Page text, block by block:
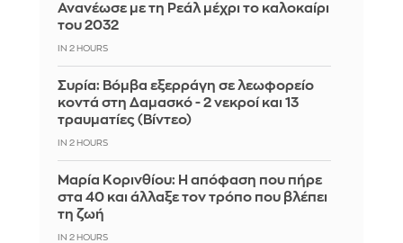
Ανανέωσε με τη Ρεάλ μέχρι το καλοκαίρι
του 2032
IN 2 HOURS
Συρία: Βόμβα εξερράγη σε λεωφορείο
κοντά στη Δαμασκό - 2 νεκροί και 13
τραυματίες (Βίντεο)
IN 2 HOURS
Μαρία Κορινθίου: Η απόφαση που πήρε
στα 40 και άλλαξε τον τρόπο που βλέπει
τη ζωή
IN 2 HOURS